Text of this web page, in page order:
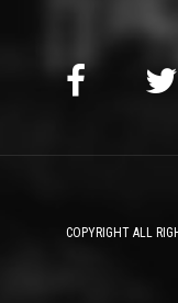
COPYRIGHT ALL